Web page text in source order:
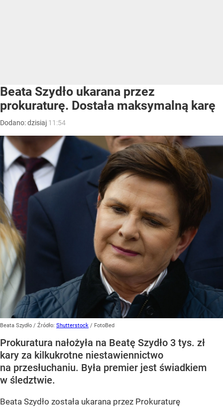
Beata Szydło ukarana przez
prokuraturę. Dostała maksymalną karę
Dodano:dzisiaj 11:54
Beata Szydło / Źródło: Shutterstock / FotoBed
Prokuratura nałożyła na Beatę Szydło 3 tys. zł
kary za kilkukrotne niestawiennictwo
na przesłuchaniu. Była premier jest świadkiem
w śledztwie.
Beata Szydło została ukarana przez Prokuraturę